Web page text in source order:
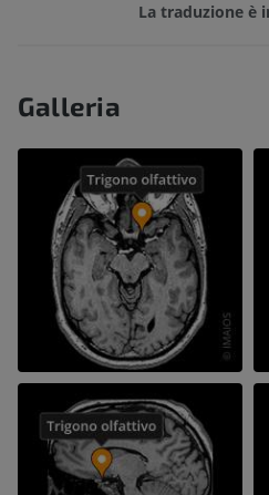
La traduzione è
Galleria